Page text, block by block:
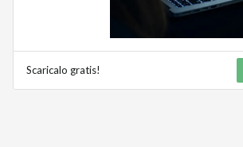
Scaricalo gratis!